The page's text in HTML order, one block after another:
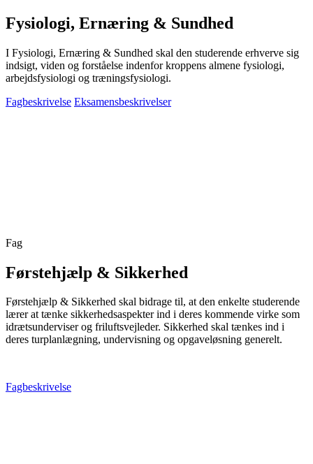
Fysiologi, Ernæring & Sundhed
I Fysiologi, Ernæring & Sundhed skal den studerende erhverve sig
indsigt, viden og forståelse indenfor kroppens almene fysiologi,
arbejdsfysiologi og træningsfysiologi.
Fagbeskrivelse Eksamensbeskrivelser
Fag
Førstehjælp & Sikkerhed
Førstehjælp & Sikkerhed skal bidrage til, at den enkelte studerende
lærer at tænke sikkerhedsaspekter ind i deres kommende virke som
idrætsunderviser og friluftsvejleder. Sikkerhed skal tænkes ind i
deres turplanlægning, undervisning og opgaveløsning generelt.
Fagbeskrivelse